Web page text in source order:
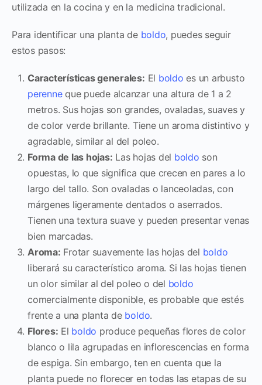
utilizada en la cocina y en la medicina tradicional.
Para identificar una planta de boldo, puedes seguir
estos pasos:
Características generales: El boldo es un arbusto
perenneque puede alcanzar una altura de 1 a 2
metros. Sus hojas son grandes, ovaladas, suaves y
de color verde brillante. Tiene un aroma distintivo y
agradable, similar al del poleo.
Forma de las hojas: Las hojas del boldo son
opuestas, lo que significa que crecen en pares a lo
largo del tallo. Son ovaladas o lanceoladas, con
márgenes ligeramente dentados o aserrados.
Tienen una textura suave y pueden presentar venas
bien marcadas.
Aroma: Frotar suavemente las hojas del boldo
liberará su característico aroma. Si las hojas tienen
un olor similar al del poleo o del boldo
comercialmente disponible, es probable que estés
frente a una planta de boldo.
Flores: El boldo produce pequeñas flores de color
blanco o lila agrupadas en inflorescencias en forma
de espiga. Sin embargo, ten en cuenta que la
planta puede no florecer en todas las etapas de su